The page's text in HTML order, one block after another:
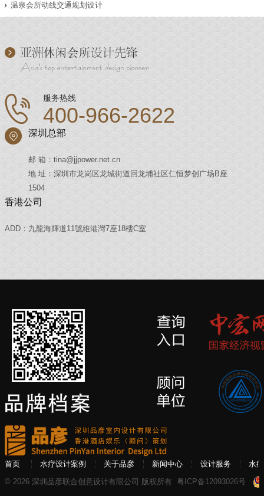
温泉会所动线交通规划设计
服务热线
400-966-2622
深圳总部
邮 箱：tina@jjpower.net.cn
地 址：深圳市龙岗区龙城街道回龙埔社区仁恒梦创广场B座
1504
香港公司
ADD：九龍海輝道11號維港灣7座18樓C室
首页 水疗设计案例 关于品彦 新闻中心 设计服务
水
© 2026 深圳品彦联合创意设计有限公司 版权所有 粤ICP备12093026号